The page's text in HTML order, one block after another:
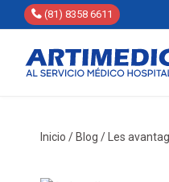
(81) 8358 6611
Inicio / Blog / Les